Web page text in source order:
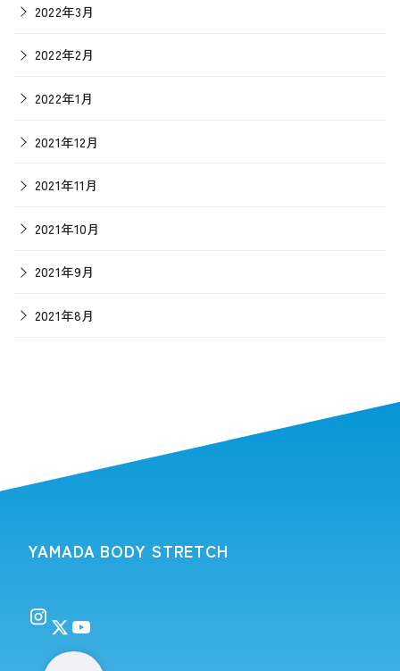
2022年3月
2022年2月
2022年1月
2021年12月
2021年11月
2021年10月
2021年9月
2021年8月
YAMADA BODY STRETCH